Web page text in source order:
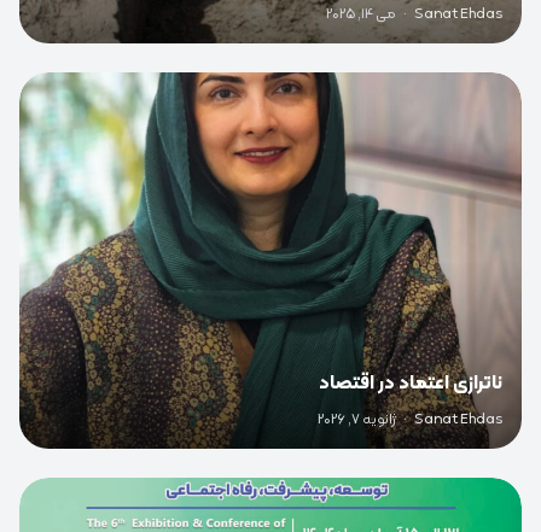
Sanat Ehdas
· می 14, 2025
ناترازی اعتماد در اقتصاد
Sanat Ehdas
· ژانویه 7, 2026
0